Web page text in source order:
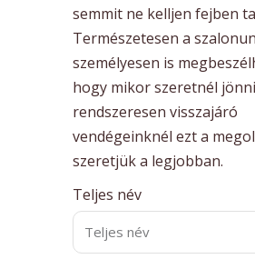
semmit ne kelljen fejben
Természetesen a
személyesen is
hogy mikor szeretnél
rendszeresen visszajáró
vendégeinknél ezt a
szeretjük a legjobban.
Teljes név